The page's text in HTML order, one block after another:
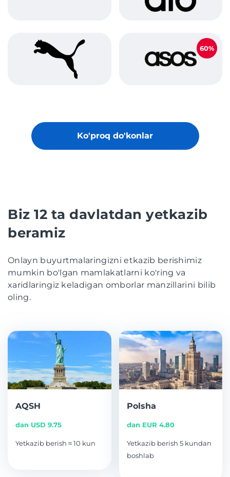
60%
Ko'proq do'konlar
Biz 12 ta davlatdan yetkazib
beramiz
Onlayn buyurtmalaringizni etkazib berishimiz
mumkin bo'lgan mamlakatlarni ko'ring va
xaridlaringiz keladigan omborlar manzillarini bilib
oling.
AQSH
Yetkazib berish ≈ 10 kun
dan USD 9.75
Polsha
Yetkazib berish 5 kundan
boshlab
dan EUR 4.80